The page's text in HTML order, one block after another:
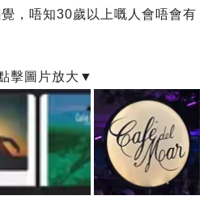
，唔知30歲以上嘅人會唔會有